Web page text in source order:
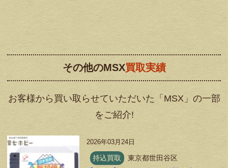
その他のMSX買取実績
お客様から買い取らせていただいた「MSX」の一部
をご紹介!
2026年03月24日
持込買取
東京都世田谷区